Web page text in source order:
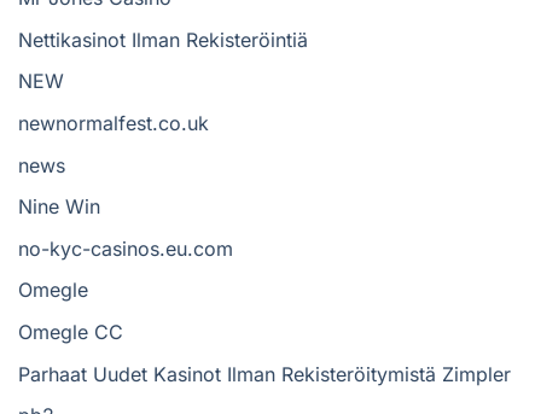
Nettikasinot Ilman Rekisteröintiä
NEW
newnormalfest.co.uk
news
Nine Win
no-kyc-casinos.eu.com
Omegle
Omegle CC
Parhaat Uudet Kasinot Ilman Rekisteröitymistä Zimpler